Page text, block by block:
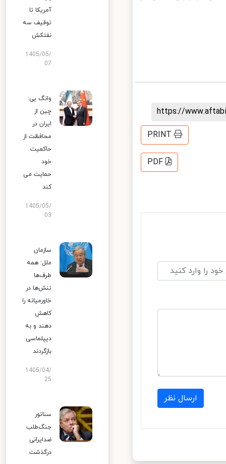
https://
PRINT
PDF
ارسال نظر
آمریکا تا
توقیف سه
نفتکش
1405/05/
07
وانگ یی:
چین از
ایران در
محافظت از
حاکمیت
خود
حمایت می
کند
1405/05/
03
سازمان
ملل: همه
طرف‌ها
تنش‌ها در
خاورمیانه را
کاهش
دهند و به
دیپلماسی
بازگردند
1405/04/
25
سناتور
جنگ‌طلب
ضدایرانی
درگذشت